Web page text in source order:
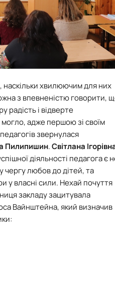
хвилюючим для них
з впевненістю говорити,
радість і відверте
адже першою зі своїм
звернулася
Пилипишин.Світлана
діяльності педагога є
чергу любов до дітей, та
у власні сили. Нехай почуття
закладу зацитувала
Вайнштейна, який визначив